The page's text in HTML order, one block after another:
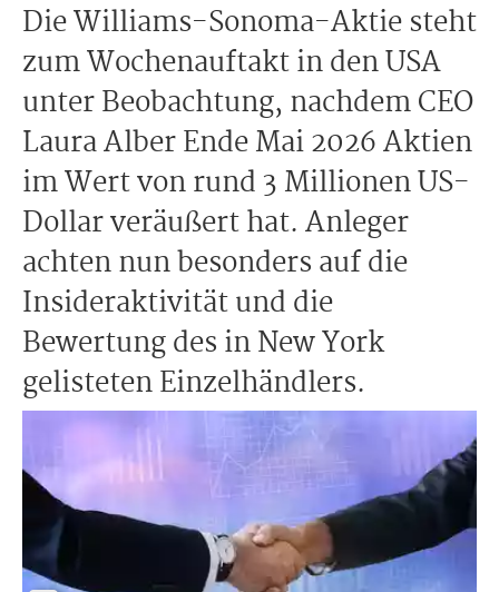
Die Williams-Sonoma-Aktie steht
zum Wochenauftakt in den USA
unter Beobachtung, nachdem CEO
Laura Alber Ende Mai 2026 Aktien
im Wert von rund 3 Millionen US-
Dollar veräußert hat. Anleger
achten nun besonders auf die
Insideraktivität und die
Bewertung des in New York
gelisteten Einzelhändlers.